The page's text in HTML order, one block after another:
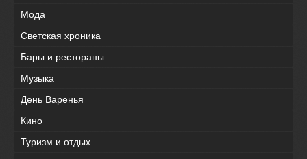
Мода
Светская хроника
Бары и рестораны
Музыка
День Варенья
Кино
Туризм и отдых